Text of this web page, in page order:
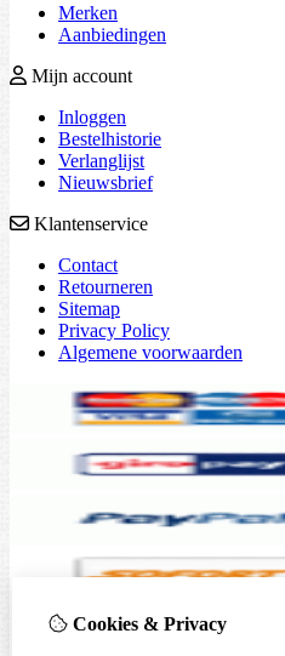
Merken
Aanbiedingen
Mijn account
Inloggen
Bestelhistorie
Verlanglijst
Nieuwsbrief
Klantenservice
Contact
Retourneren
Sitemap
Privacy Policy
Algemene voorwaarden
Cookies & Privacy